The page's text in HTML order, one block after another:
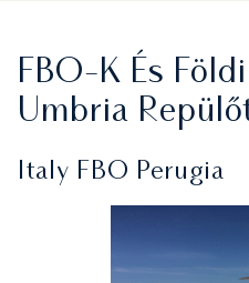
FBO-K És
Umbria
Italy FBO Perugia